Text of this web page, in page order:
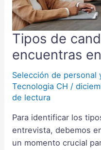
Tipos de
encuentras
Selección de personal
Tecnologia CH /
de lectura
Para identificar los
entrevista, debemos
un momento crucial
Tipos
candidatos
que
te
encuentras
en
una